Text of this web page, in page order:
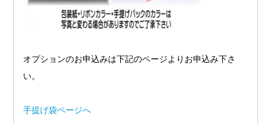
オプションのお申込みは下記のページよりお申込み下さ
い。
手提げ袋ページへ